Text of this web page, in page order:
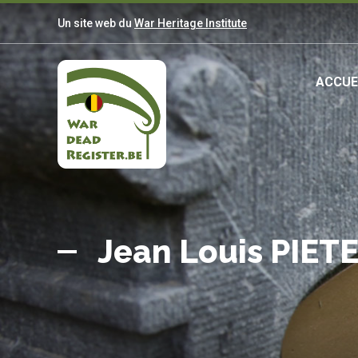
Aller
au
contenu
principal
Un site web du War Heritage Institute
Belgian
War
Dead
Register
Jean Louis